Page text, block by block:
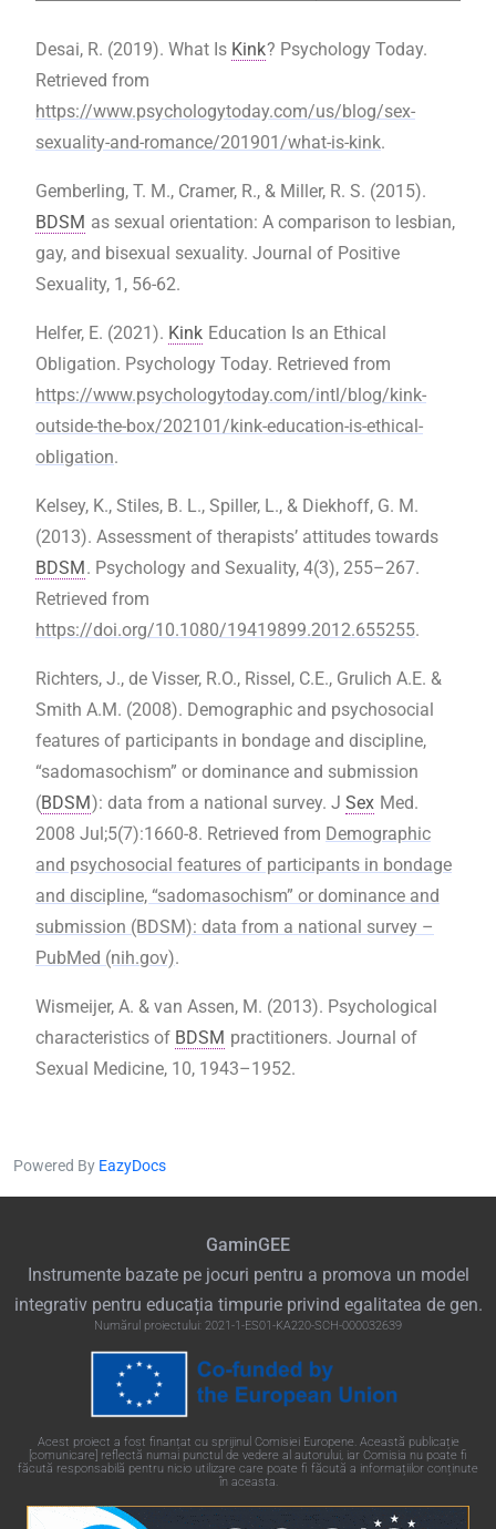
Desai, R. (2019). What Is Kink? Psychology Today.
Retrieved from
https://www.psychologytoday.com/us/blog/sex-
sexuality-and-romance/201901/what-is-kink.
Gemberling, T. M., Cramer, R., & Miller, R. S. (2015).
BDSM as sexual orientation: A comparison to lesbian,
gay, and bisexual sexuality. Journal of Positive
Sexuality, 1, 56-62.
Helfer, E. (2021). Kink Education Is an Ethical
Obligation. Psychology Today. Retrieved from
https://www.psychologytoday.com/intl/blog/kink-
outside-the-box/202101/kink-education-is-ethical-
obligation.
Kelsey, K., Stiles, B. L., Spiller, L., & Diekhoff, G. M.
(2013). Assessment of therapists’ attitudes towards
BDSM. Psychology and Sexuality, 4(3), 255–267.
Retrieved from
https://doi.org/10.1080/19419899.2012.655255.
‌Richters, J., de Visser, R.O., Rissel, C.E., Grulich A.E. &
Smith A.M. (2008). Demographic and psychosocial
features of participants in bondage and discipline,
“sadomasochism” or dominance and submission
(BDSM): data from a national survey. J Sex Med.
2008 Jul;5(7):1660-8. Retrieved from Demographic
and psychosocial features of participants in bondage
and discipline, “sadomasochism” or dominance and
submission (BDSM): data from a national survey –
PubMed (nih.gov).
Wismeijer, A. & van Assen, M. (2013). Psychological
characteristics of BDSM practitioners. Journal of
Sexual Medicine, 10, 1943–1952.
Powered By EazyDocs
GaminGEE
Instrumente bazate pe jocuri pentru a promova un model
integrativ pentru educația timpurie privind egalitatea de gen.
Numărul proiectului: 2021-1-ES01-KA220-SCH-000032639
Acest proiect a fost finanțat cu sprijinul Comisiei Europene. Această publicație
[comunicare] reflectă numai punctul de vedere al autorului, iar Comisia nu poate fi
făcută responsabilă pentru nicio utilizare care poate fi făcută a informațiilor conținute
în aceasta.